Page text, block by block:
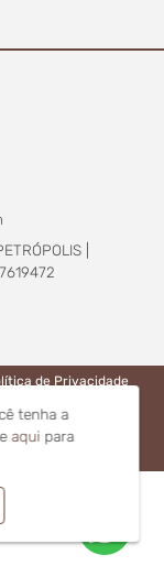
tenha a
aqui para
|
de Privacidade